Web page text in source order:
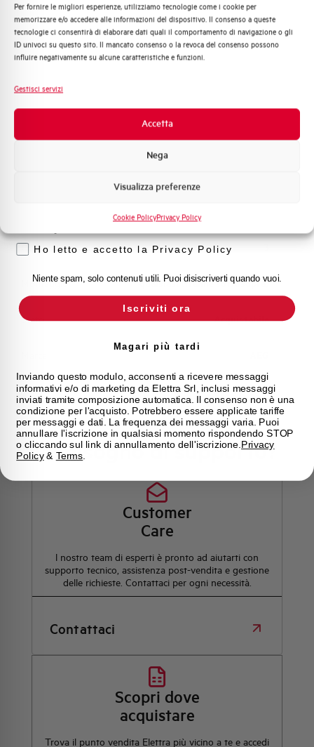
Per fornire le migliori esperienze, utilizziamo tecnologie come i cookie per
memorizzare e/o accedere alle informazioni del dispositivo. Il consenso a queste
tecnologie ci consentirà di elaborare dati quali il comportamento di navigazione o gli
ID univoci su questo sito. Il mancato consenso o la revoca del consenso possono
influire negativamente su alcune caratteristiche e funzioni.
Gestisci servizi
Accetta
Nega
Visualizza preferenze
Cookie PolicyPrivacy Policy
Capacità dei terminali 1…35 mm²
Adatto al sezionamento
Temperatura di stoccaggio -55/+55 °C
Temperatura di riferimento (°C)
Classe di limitazione
Montaggio qualsiasi (tranne sottosopra)
Stato Acquistabile
Hai bisogno di supporto?
Customer
Care
l nostro team di esperti è pronto ad aiutarti con
supporto tecnico, assistenza post-vendita e gestione
delle richieste. Contattaci per ogni necessità.
Contattaci
Scopri dove
acquistare
Trova il punto vendita Elettra più vicino a te e accedi
Quali argomenti ti interessano di più?
Distribuzione di Energia
Automazione Industriale
Sistema Quadri
Promozioni e offerte
Formazione tecnica
Voglio ricevere aggiornamenti, novità di
Ho letto e accetto la Privacy Policy
Niente spam, solo contenuti utili. Puoi disiscriverti quando vuoi.
Iscriviti ora
Magari più tardi
Inviando questo modulo, acconsenti a ricevere messaggi
informativi e/o di marketing da Elettra Srl, inclusi messaggi
inviati tramite composizione automatica. Il consenso non è una
condizione per l'acquisto. Potrebbero essere applicate tariffe
per messaggi e dati. La frequenza dei messaggi varia. Puoi
annullare l'iscrizione in qualsiasi momento rispondendo STOP
o cliccando sul link di annullamento dell'iscrizione. Privacy
Policy& Terms